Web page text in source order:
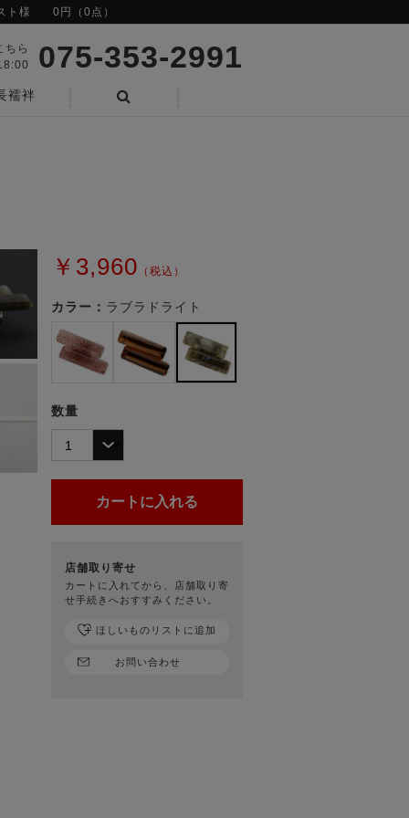
ト様 0円（0点）
ちら
075-353-2991
襦袢
￥3,960 （税込）
カラー： ラブラドライト
数量
店舗取り寄せ
カートに入れてから、店舗取り寄
せ手続きへおすすみください。
お問い合わせ
ほしいものリストに追加